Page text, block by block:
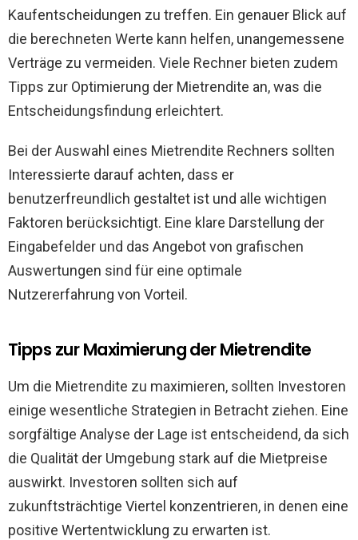
Kaufentscheidungen zu treffen. Ein genauer Blick auf
die berechneten Werte kann helfen, unangemessene
Verträge zu vermeiden. Viele Rechner bieten zudem
Tipps zur Optimierung der Mietrendite an, was die
Entscheidungsfindung erleichtert.
Bei der Auswahl eines Mietrendite Rechners sollten
Interessierte darauf achten, dass er
benutzerfreundlich gestaltet ist und alle wichtigen
Faktoren berücksichtigt. Eine klare Darstellung der
Eingabefelder und das Angebot von grafischen
Auswertungen sind für eine optimale
Nutzererfahrung von Vorteil.
Tipps zur Maximierung der Mietrendite
Um die Mietrendite zu maximieren, sollten Investoren
einige wesentliche Strategien in Betracht ziehen. Eine
sorgfältige Analyse der Lage ist entscheidend, da sich
die Qualität der Umgebung stark auf die Mietpreise
auswirkt. Investoren sollten sich auf
zukunftsträchtige Viertel konzentrieren, in denen eine
positive Wertentwicklung zu erwarten ist.